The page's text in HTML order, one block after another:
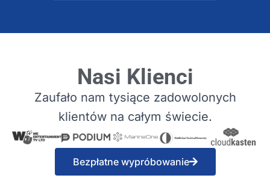
Nasi Klienci
Zaufało nam tysiące zadowolonych
klientów na całym świecie.
Bezpłatne wypróbowanie